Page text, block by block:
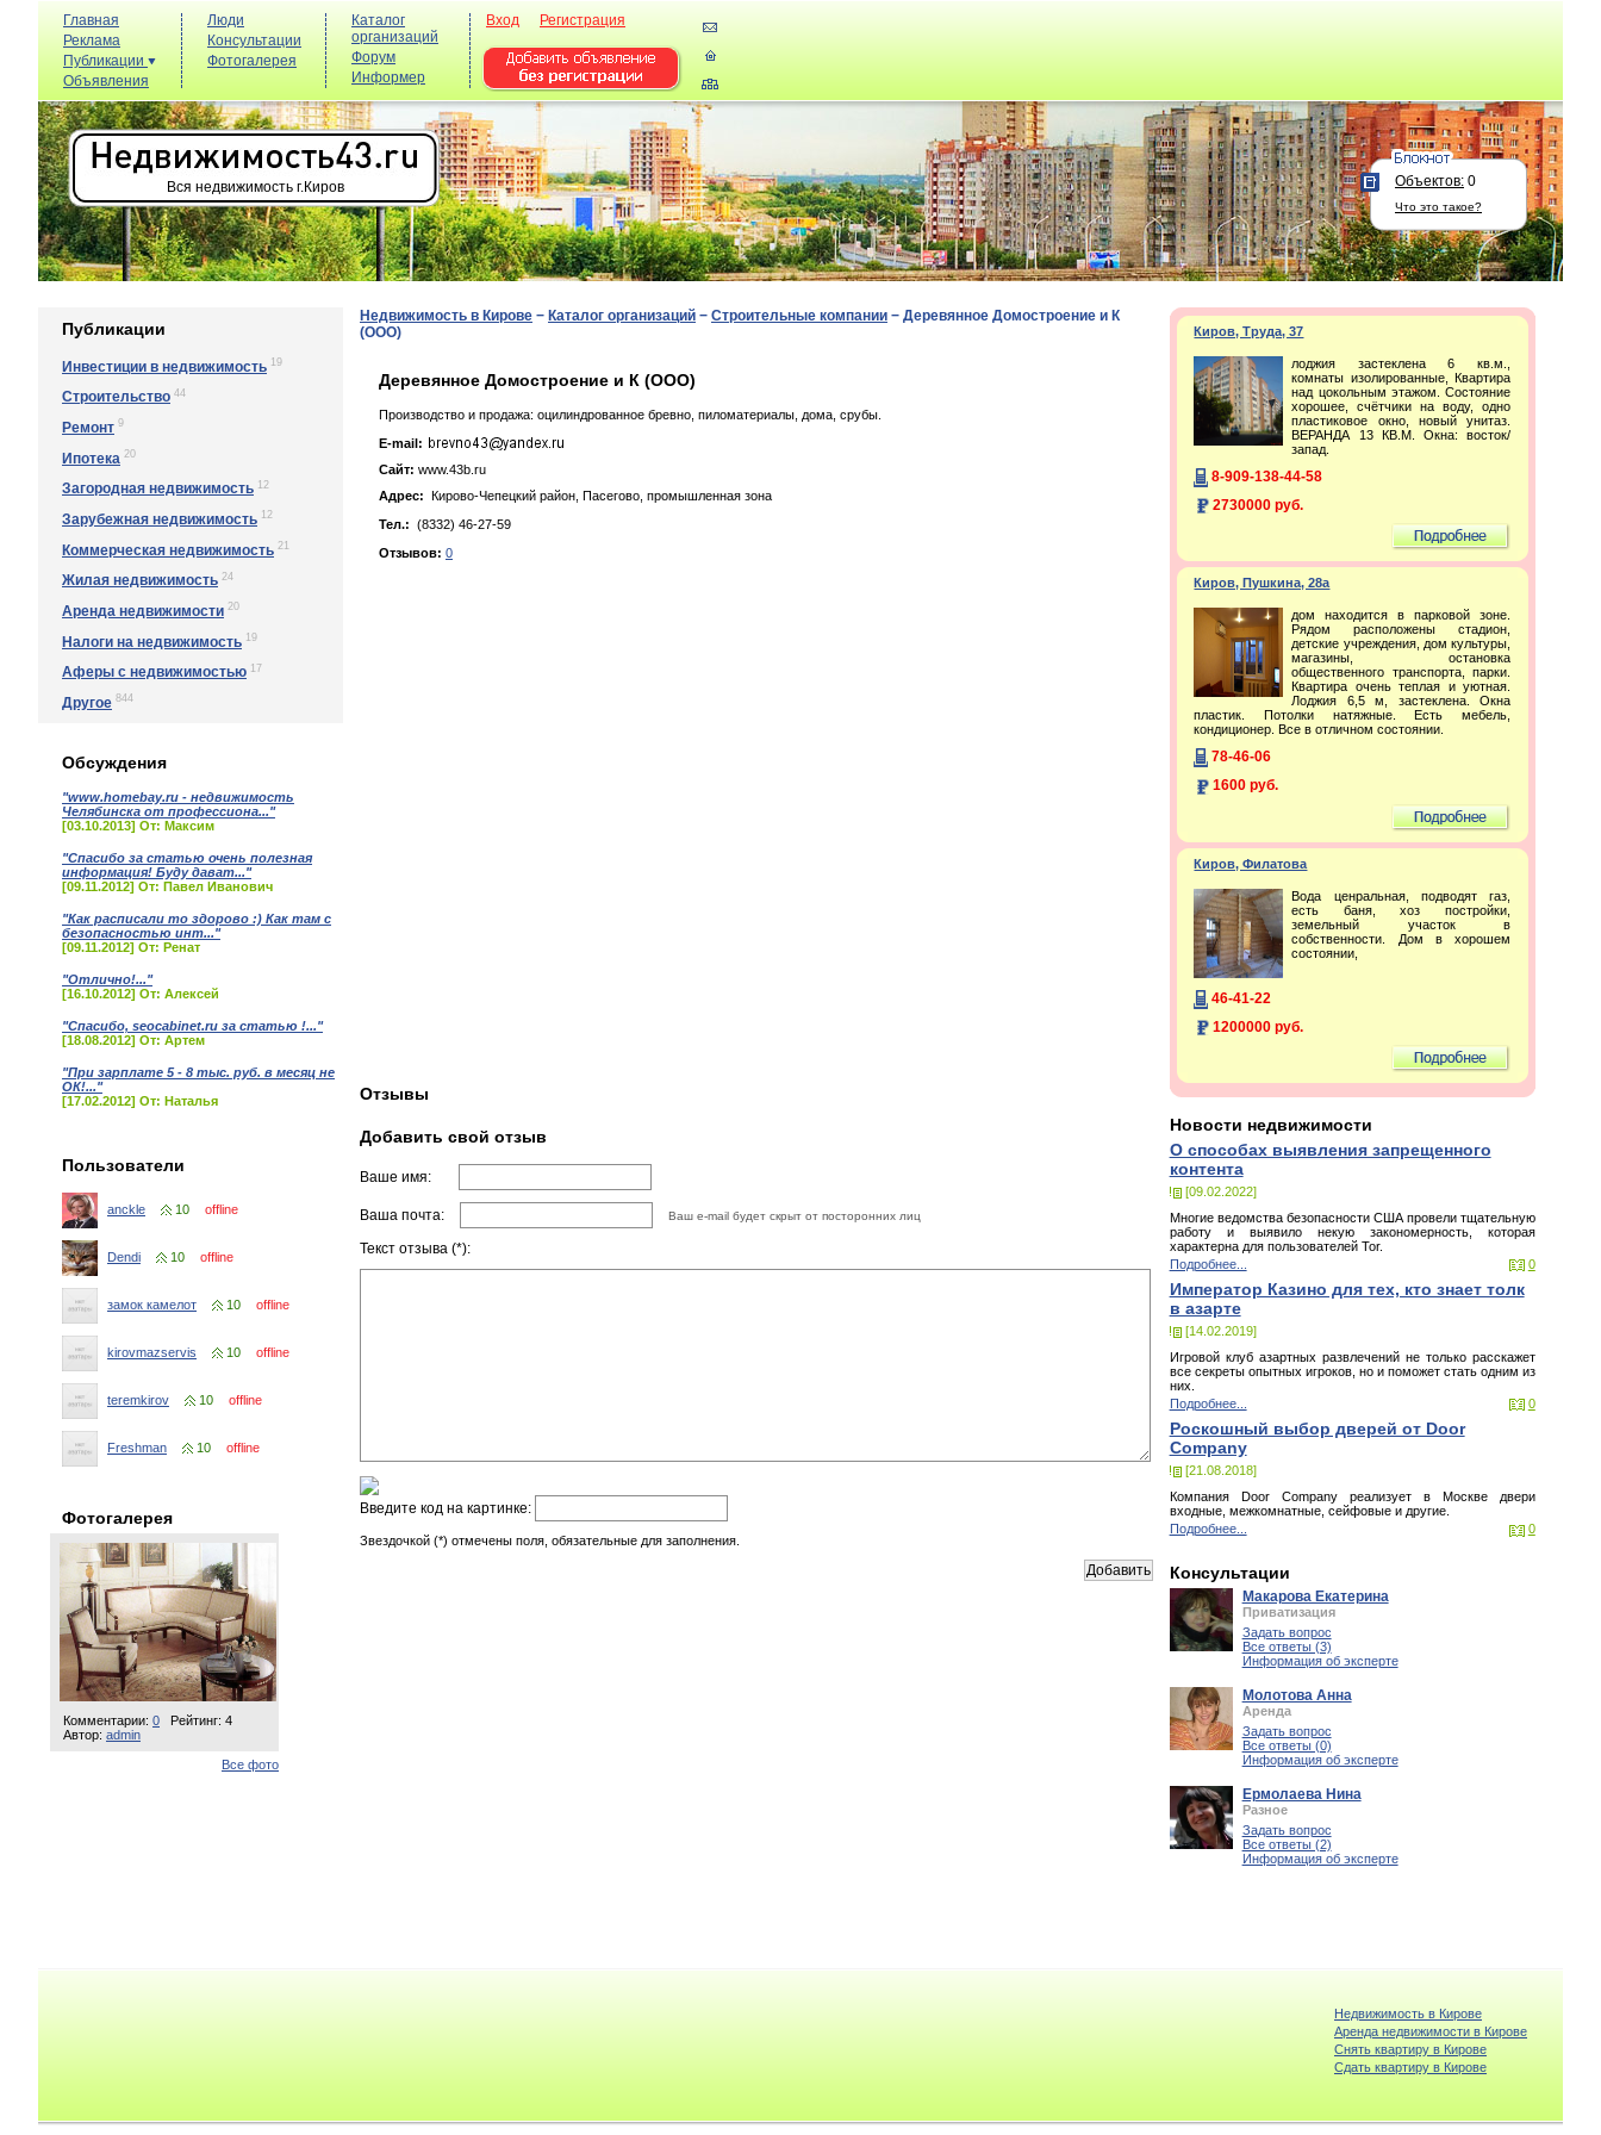
Главная
Реклама
Публикации
Объявления
Люди
Консультации
Фотогалерея
Каталог
организаций
Форум
Информер
Вход Регистрация
Вся недвижимость г.Киров Объектов: 0
Что это такое?
Публикации
Инвестиции в недвижимость 19
Строительство 44
Ремонт 9
Ипотека 20
Загородная недвижимость 12
Зарубежная недвижимость 12
Коммерческая недвижимость 21
Жилая недвижимость 24
Аренда недвижимости 20
Налоги на недвижимость 19
Аферы с недвижимостью 17
Другое 844
Обсуждения
"www.homebay.ru - недвижимость
Челябинска от профессиона..."
[03.10.2013] От: Максим
"Спасибо за статью очень полезная
информация! Буду дават..."
[09.11.2012] От: Павел Иванович
"Как расписали то здорово :) Как там с
безопасностью инт..."
[09.11.2012] От: Ренат
"Отлично!..."
[16.10.2012] От: Алексей
"Спасибо, seocabinet.ru за статью !..."
[18.08.2012] От: Артем
"При зарплате 5 - 8 тыс. руб. в месяц не
ОК!..."
[17.02.2012] От: Наталья
Пользователи
anckle 10 offline
Dendi 10 offline
замок камелот 10 offline
kirovmazservis 10 offline
teremkirov 10 offline
Freshman 10 offline
Фотогалерея
Комментарии: 0
Рейтинг: 4
Автор: admin
Все фото
Недвижимость в Кирове − Каталог организаций − Строительные компании − Деревянное Домостроение и К
(ООО)
Деревянное Домостроение и К (ООО)
Производство и продажа: оцилиндрованное бревно, пиломатериалы, дома, срубы.
E-mail:
Сайт: www.43b.ru
Адрес: Кирово-Чепецкий район, Пасегово, промышленная зона
Тел.: (8332) 46-27-59
Отзывов: 0
Отзывы
Добавить свой отзыв
Ваше имя:
Ваша почта: Ваш e-mail будет скрыт от посторонних лиц
Текст отзыва (*):
Введите код на картинке:
Звездочкой (*) отмечены поля, обязательные для заполнения.
Киров, Труда, 37
лоджия застеклена 6 кв.м.,
комнаты изолированные, Квартира
над цокольным этажом. Состояние
хорошее, счётчики на воду, одно
пластиковое окно, новый унитаз.
ВЕРАНДА 13 КВ.М. Окна: восток/
запад.
8-909-138-44-58
2730000 руб.
Киров, Пушкина, 28а
дом находится в парковой зоне.
Рядом расположены стадион,
детские учреждения, дом культуры,
магазины, остановка
общественного транспорта, парки.
Квартира очень теплая и уютная.
Лоджия 6,5 м, застеклена. Окна
пластик. Потолки натяжные. Есть мебель,
кондиционер. Все в отличном состоянии.
78-46-06
1600 руб.
Киров, Филатова
Вода ценральная, подводят газ,
есть баня, хоз постройки,
земельный участок в
собственности. Дом в хорошем
состоянии,
46-41-22
1200000 руб.
Новости недвижимости
О способах выявления запрещенного
контента
[09.02.2022]
Многие ведомства безопасности США провели тщательную
работу и выявило некую закономерность, которая
характерна для пользователей Tor.
Подробнее...
0
Император Казино для тех, кто знает толк
в азарте
[14.02.2019]
Игровой клуб азартных развлечений не только расскажет
все секреты опытных игроков, но и поможет стать одним из
них.
Подробнее...
0
Роскошный выбор дверей от Door
Company
[21.08.2018]
Компания Door Company реализует в Москве двери
входные, межкомнатные, сейфовые и другие.
Подробнее...
0
Консультации
Макарова Екатерина
Приватизация
Задать вопрос
Все ответы (3)
Информация об эксперте
Молотова Анна
Аренда
Задать вопрос
Все ответы (0)
Информация об эксперте
Ермолаева Нина
Разное
Задать вопрос
Все ответы (2)
Информация об эксперте
Недвижимость в Кирове
Аренда недвижимости в Кирове
Снять квартиру в Кирове
Cдать квартиру в Кирове